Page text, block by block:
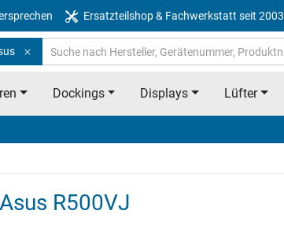
Ersatzteilshop & Fachwerkstatt seit 2003
Dockings Displays Lüfter
R500VJ